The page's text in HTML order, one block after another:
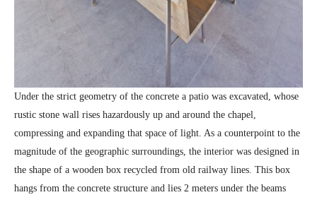
Under the strict geometry of the concrete a patio was excavated, whose
rustic stone wall rises hazardously up and around the chapel,
compressing and expanding that space of light. As a counterpoint to the
magnitude of the geographic surroundings, the interior was designed in
the shape of a wooden box recycled from old railway lines. This box
hangs from the concrete structure and lies 2 meters under the beams